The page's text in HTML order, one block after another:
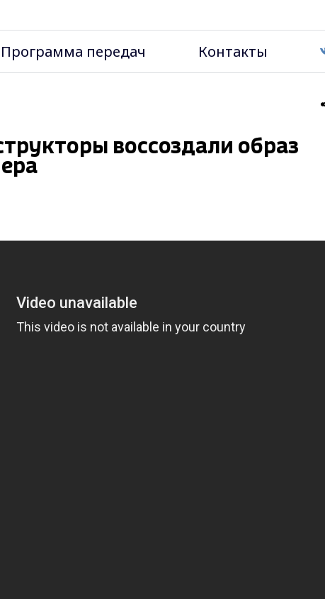
Программа передач Контакты
воссоздали образ